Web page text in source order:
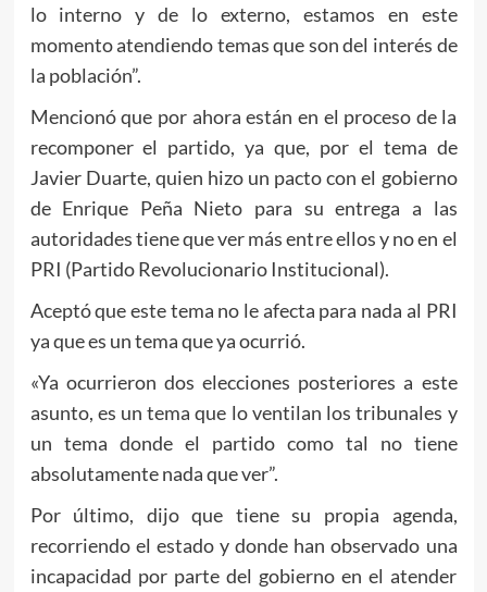
lo interno y de lo externo, estamos en este
momento atendiendo temas que son del interés de
la población”.
Mencionó que por ahora están en el proceso de la
recomponer el partido, ya que, por el tema de
Javier Duarte, quien hizo un pacto con el gobierno
de Enrique Peña Nieto para su entrega a las
autoridades tiene que ver más entre ellos y no en el
PRI (Partido Revolucionario Institucional).
Aceptó que este tema no le afecta para nada al PRI
ya que es un tema que ya ocurrió.
«Ya ocurrieron dos elecciones posteriores a este
asunto, es un tema que lo ventilan los tribunales y
un tema donde el partido como tal no tiene
absolutamente nada que ver”.
Por último, dijo que tiene su propia agenda,
recorriendo el estado y donde han observado una
incapacidad por parte del gobierno en el atender